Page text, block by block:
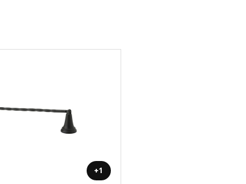
+1